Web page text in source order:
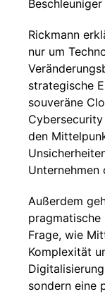
Rickmann
nur um
strategische
souveräne
den
Außerdem
pragmatische
Frage, wie
Komplexität
sondern eine